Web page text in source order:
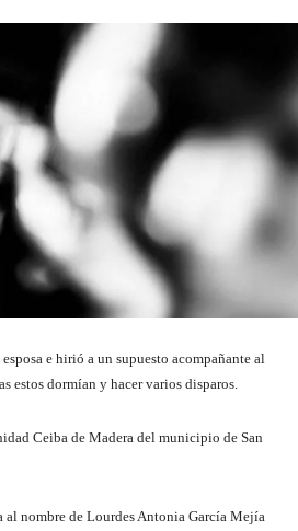
e hirió a un supuesto acompañante al
estos dormían y hacer varios disparos.
Ceiba de Madera del municipio de San
al nombre de Lourdes Antonia García Mejía